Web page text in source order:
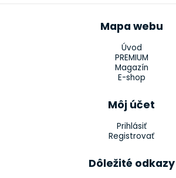
Mapa webu
Úvod
PREMIUM
Magazín
E-shop
Môj účet
Prihlásiť
Registrovať
Dôležité odkazy